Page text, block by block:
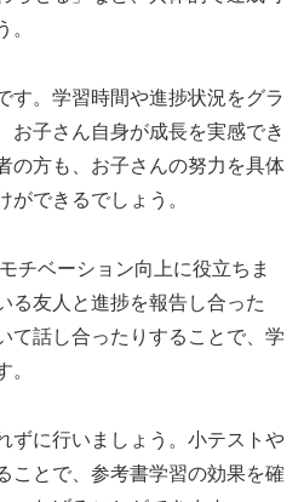
。
す。学習時間や進捗状況をグラ
お子さん自身が成長を実感でき
の方も、お子さんの努力を具体
ができるでしょう。
チベーション向上に役立ちま
る友人と進捗を報告し合った
て話し合ったりすることで、学
。
ずに行いましょう。小テストや
ことで、参考書学習の効果を確